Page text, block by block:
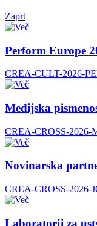
Zaprt
Perform Europe
CREA-CULT-2026-
Medijska
CREA-CROSS-
Novinarska
CREA-CROSS-2026-
Laboratorij za